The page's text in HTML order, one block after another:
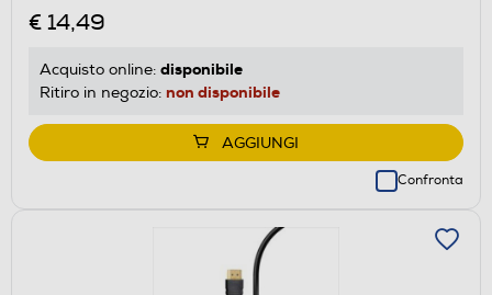
€ 14,49
Acquisto online: disponibile
Ritiro in negozio: non disponibile
AGGIUNGI
Confronta